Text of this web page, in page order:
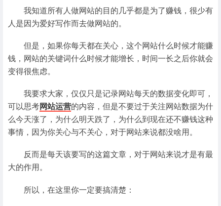
我知道所有人做网站的目的几乎都是为了赚钱，很少有
人是因为爱好写作而去做网站的。
但是，如果你每天都在关心，这个网站什么时候才能赚
钱，网站的关键词什么时候才能增长，时间一长之后你就会
变得很焦虑。
我要求大家，仅仅只是记录网站每天的数据变化即可，
可以思考网站运营的内容，但是不要过于关注网站数据为什
么今天涨了，为什么明天跌了，为什么到现在还不赚钱这种
事情，因为你关心与不关心，对于网站来说都没啥用。
反而是每天该要写的这篇文章，对于网站来说才是有最
大的作用。
所以，在这里你一定要搞清楚：